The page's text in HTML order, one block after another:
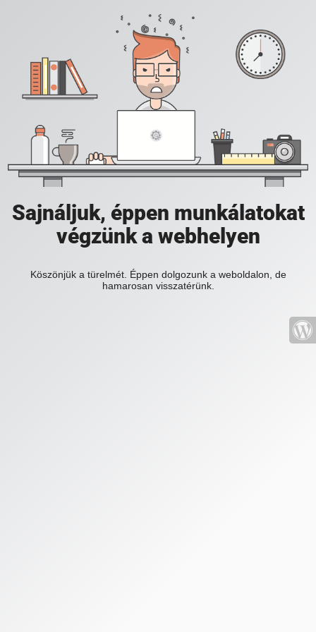
Sajnáljuk, éppen munkálatokat
végzünk a webhelyen
Köszönjük a türelmét. Éppen dolgozunk a weboldalon, de
hamarosan visszatérünk.